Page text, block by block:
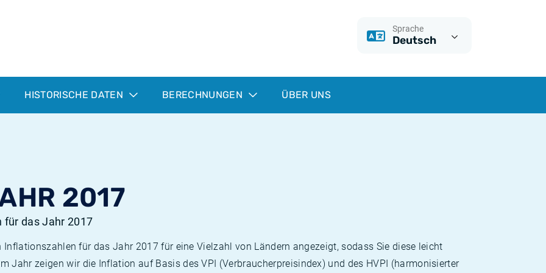
Sprache
Deutsch
HISTORISCHE DATEN BERECHNUNGEN ÜBER UNS
2017
das Jahr 2017
für das Jahr 2017 für eine Vielzahl von Ländern angezeigt, sodass Sie diese leicht
Jahr zeigen wir die Inflation auf Basis des VPI (Verbraucherpreisindex) und des HVPI (harmonisierter